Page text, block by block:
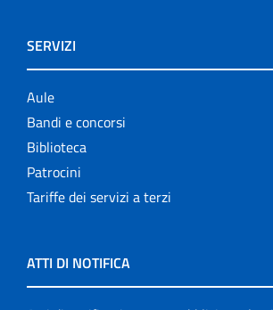
SERVIZI
Aule
Bandi e concorsi
Biblioteca
Patrocini
Tariffe dei servizi a terzi
ATTI DI NOTIFICA